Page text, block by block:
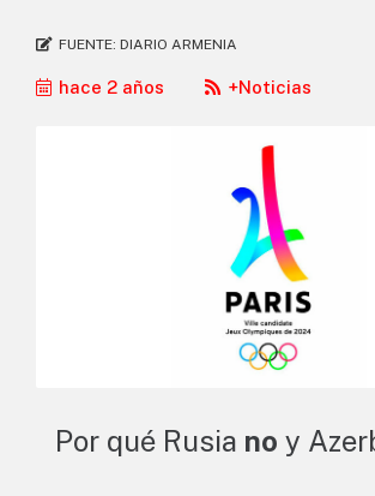
FUENTE: DIARIO ARMENIA
hace 2 años +Noticias
Por qué Rusia no y